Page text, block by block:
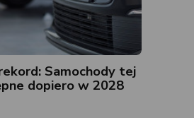
Samochody tej
dopiero w 2028